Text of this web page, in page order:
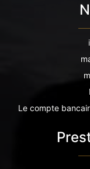
Le compte